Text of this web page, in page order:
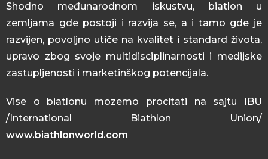
Shodno međunarodnom iskustvu, biatlon u
zemljama gde postoji i razvija se, a i tamo gde je
razvijen, povoljno utiče na kvalitet i standard života,
upravo zbog svoje multidisciplinarnosti i medijske
zastupljenosti i marketinškog potencijala.
Vise o biatlonu mozemo procitati na sajtu IBU
/International Biathlon Union/
www.biathlonworld.com